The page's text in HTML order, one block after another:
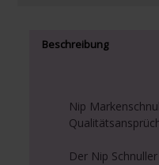
Beschreibung
Nip
Der Nip